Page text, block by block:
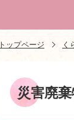
トップページ く
災害廃